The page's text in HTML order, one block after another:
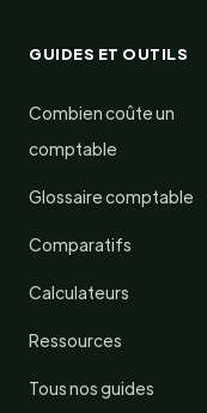
GUIDES ET OUTILS
Combien coûte un
comptable
Glossaire comptable
Comparatifs
Calculateurs
Ressources
Tous nos guides